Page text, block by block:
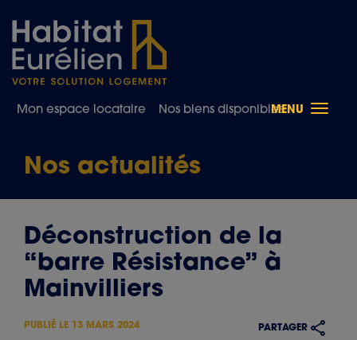
Mon espace locataire Nos biens disponiblesMENU
Toggle
Nos actualités
Déconstruction de la
“barre Résistance” à
Mainvilliers
PUBLIÉ LE 13 MARS 2024 PARTAGER